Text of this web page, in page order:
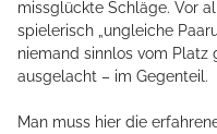
missglückte Schläge. Vor
spielerisch „ungleiche
niemand sinnlos vom
ausgelacht – im Gegenteil.
Man muss hier die